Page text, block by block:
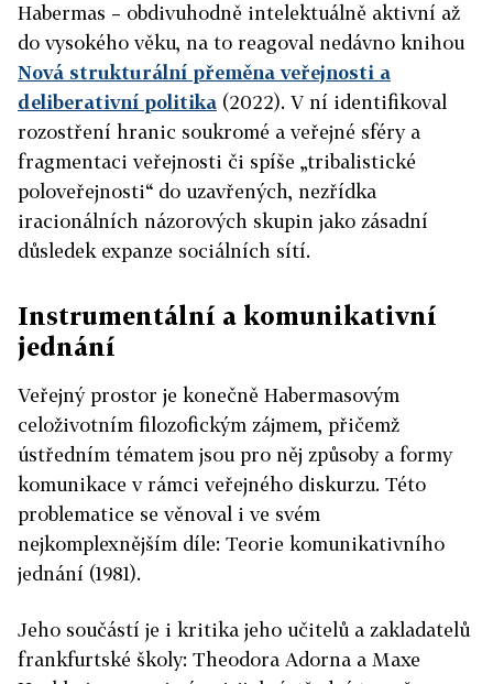
Habermas – obdivuhodně intelektuálně aktivní až
do vysokého věku, na to reagoval nedávno knihou
Nová strukturální přeměna veřejnosti a
deliberativní politika (2022). V ní identifikoval
rozostření hranic soukromé a veřejné sféry a
fragmentaci veřejnosti či spíše „tribalistické
poloveřejnosti“ do uzavřených, nezřídka
iracionálních názorových skupin jako zásadní
důsledek expanze sociálních sítí.
Instrumentální a komunikativní
jednání
Veřejný prostor je konečně Habermasovým
celoživotním filozofickým zájmem, přičemž
ústředním tématem jsou pro něj způsoby a formy
komunikace v rámci veřejného diskurzu. Této
problematice se věnoval i ve svém
nejkomplexnějším díle: Teorie komunikativního
jednání (1981).
Jeho součástí je i kritika jeho učitelů a zakladatelů
frankfurtské školy: Theodora Adorna a Maxe